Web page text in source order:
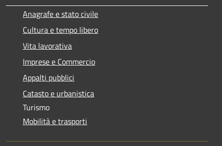
Anagrafe e stato civile
Cultura e tempo libero
Vita lavorativa
Imprese e Commercio
Appalti pubblici
Catasto e urbanistica
Turismo
Mobilità e trasporti